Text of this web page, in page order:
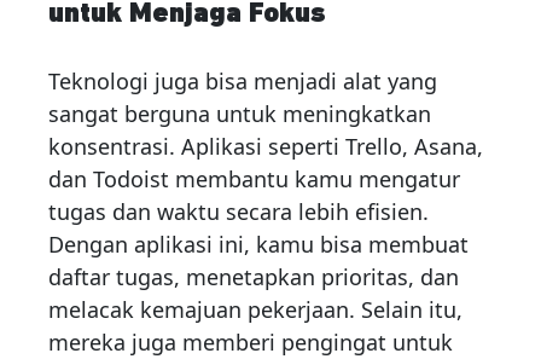
untuk Menjaga Fokus
Teknologi juga bisa menjadi alat yang
sangat berguna untuk meningkatkan
konsentrasi. Aplikasi seperti Trello, Asana,
dan Todoist membantu kamu mengatur
tugas dan waktu secara lebih efisien.
Dengan aplikasi ini, kamu bisa membuat
daftar tugas, menetapkan prioritas, dan
melacak kemajuan pekerjaan. Selain itu,
mereka juga memberi pengingat untuk